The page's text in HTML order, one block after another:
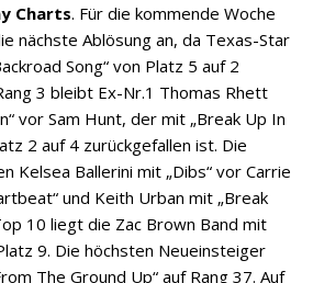
Charts. Für die kommende Woche
nächste Ablösung an, da Texas-Star
Song“ von Platz 5 auf 2
3 bleibt Ex-Nr.1 Thomas Rhett
vor Sam Hunt, der mit „Break Up In
2 auf 4 zurückgefallen ist. Die
Kelsea Ballerini mit „Dibs“ vor Carrie
und Keith Urban mit „Break
10 liegt die Zac Brown Band mit
9. Die höchsten Neueinsteiger
The Ground Up“ auf Rang 37. Auf